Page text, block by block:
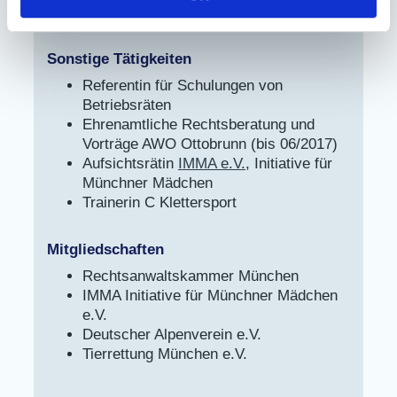
Sonstige Tätigkeiten
Referentin für Schulungen von
Betriebsräten
Ehrenamtliche Rechtsberatung und
Vorträge AWO Ottobrunn (bis 06/2017)
Aufsichtsrätin
IMMA e.V., Initiative für
Münchner Mädchen
Trainerin C Klettersport
Mitgliedschaften
Rechtsanwaltskammer München
IMMA Initiative für Münchner Mädchen
e.V.
Deutscher Alpenverein e.V.
Tierrettung München e.V.